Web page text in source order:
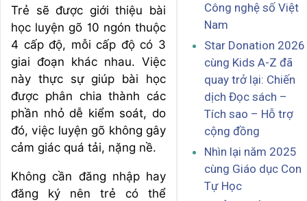
Trẻ sẽ được giới thiệu bài
học luyện gõ 10 ngón thuộc
4 cấp độ, mỗi cấp độ có 3
giai đoạn khác nhau. Việc
này thực sự giúp bài học
được phân chia thành các
phần nhỏ dễ kiểm soát, do
đó, việc luyện gõ không gây
cảm giác quá tải, nặng nề.
Không cần đăng nhập hay
đăng ký nên trẻ có thể
Công nghệ số Việt
Nam
Star Donation 2026
cùng Kids A-Z đã
quay trở lại: Chiến
dịch Đọc sách –
Tích sao – Hỗ trợ
cộng đồng
Nhìn lại năm 2025
cùng Giáo dục Con
Tự Học